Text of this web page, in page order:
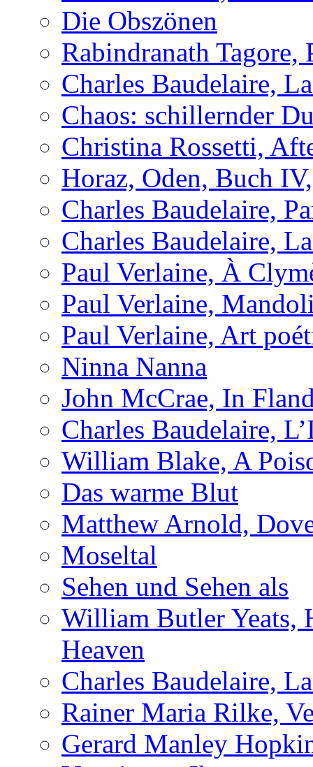
Die Obszönen
Rabindranath Tagore,
Charles Baudelaire,
Chaos: schillernder
Christina Rossetti,
Horaz, Oden, Buch
Charles Baudelaire,
Charles Baudelaire,
Paul Verlaine, À
Paul Verlaine,
Paul Verlaine, Art
Ninna Nanna
John McCrae, In
Charles Baudelaire,
William Blake, A
Das warme Blut
Matthew Arnold,
Moseltal
Sehen und Sehen als
William Butler Yeats,
Heaven
Charles Baudelaire,
Rainer Maria Rilke,
Gerard Manley